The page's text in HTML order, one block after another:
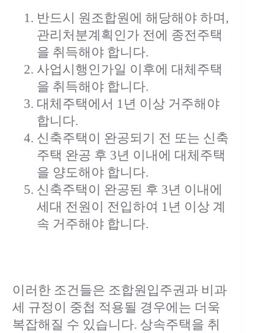
반드시 원조합원에 해당해야 하며,
관리처분계획인가 전에 종전주택
을 취득해야 합니다.
사업시행인가일 이후에 대체주택
을 취득해야 합니다.
대체주택에서 1년 이상 거주해야
합니다.
신축주택이 완공되기 전 또는 신축
주택 완공 후 3년 이내에 대체주택
을 양도해야 합니다.
신축주택이 완공된 후 3년 이내에
세대 전원이 전입하여 1년 이상 계
속 거주해야 합니다.
이러한 조건들은 조합원입주권과 비과
세 규정이 중첩 적용될 경우에는 더욱
복잡해질 수 있습니다. 상속주택을 취